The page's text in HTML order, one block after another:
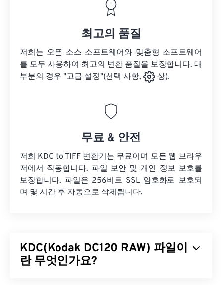
최고의 품질
저희는 오픈 소스 소프트웨어와 맞춤형 소프트웨어
를 모두 사용하여 최고의 변환 품질을 보장합니다. 대
부분의 경우 "고급 설정"(선택 사항,
상).
무료 & 안전
저희 KDC to TIFF 변환기는 무료이며 모든 웹 브라우
저에서 작동합니다. 파일 보안 및 개인 정보 보호를
보장합니다. 파일은 256비트 SSL 암호화로 보호되
며 몇 시간 후 자동으로 삭제됩니다.
KDC(Kodak DC120 RAW) 파일이
란 무엇인가요?